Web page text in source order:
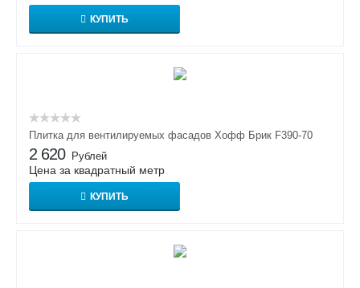
КУПИТЬ
Плитка для вентилируемых фасадов Хофф Брик F390-70
2 620 Рублей
Цена за квадратный метр
КУПИТЬ